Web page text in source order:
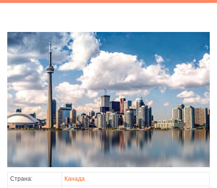
Страна:
Канада